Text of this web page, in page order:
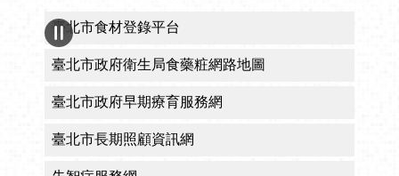
臺北市食材登錄平台
臺北市政府衛生局食藥粧網路地圖
臺北市政府早期療育服務網
臺北市長期照顧資訊網